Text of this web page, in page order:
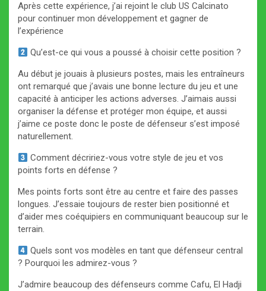
Après cette expérience, j’ai rejoint le club US Calcinato
pour continuer mon développement et gagner de
l’expérience
Qu’est-ce qui vous a poussé à choisir cette position ?
Au début je jouais à plusieurs postes, mais les entraîneurs
ont remarqué que j’avais une bonne lecture du jeu et une
capacité à anticiper les actions adverses. J’aimais aussi
organiser la défense et protéger mon équipe, et aussi
j’aime ce poste donc le poste de défenseur s’est imposé
naturellement.
Comment décririez-vous votre style de jeu et vos
points forts en défense ?
Mes points forts sont être au centre et faire des passes
longues. J’essaie toujours de rester bien positionné et
d’aider mes coéquipiers en communiquant beaucoup sur le
terrain.
Quels sont vos modèles en tant que défenseur central
? Pourquoi les admirez-vous ?
J’admire beaucoup des défenseurs comme Cafu, El Hadji